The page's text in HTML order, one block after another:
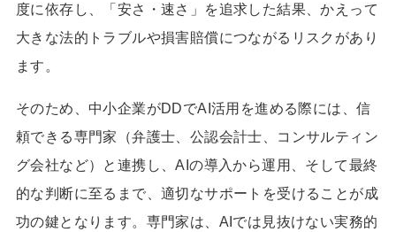
度に依存し、「安さ・速さ」を追求した結果、かえって
大きな法的トラブルや損害賠償につながるリスクがあり
ます。
そのため、中小企業がDDでAI活用を進める際には、信
頼できる専門家（弁護士、公認会計士、コンサルティン
グ会社など）と連携し、AIの導入から運用、そして最終
的な判断に至るまで、適切なサポートを受けることが成
功の鍵となります。専門家は、AIでは見抜けない実務的